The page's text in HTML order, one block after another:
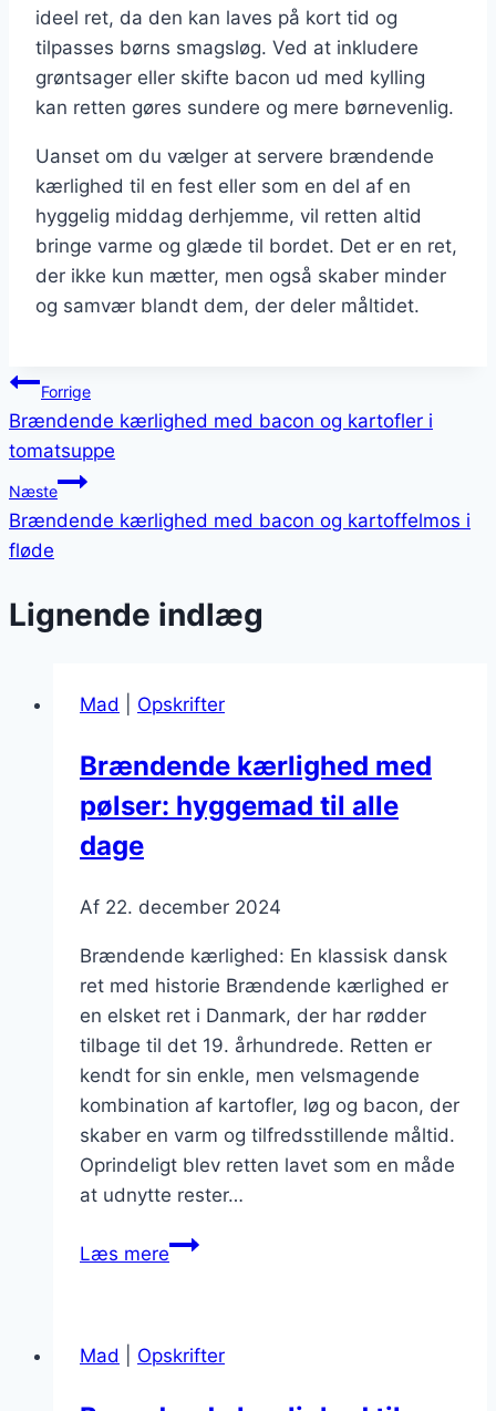
ideel ret, da den kan laves på kort tid og
tilpasses børns smagsløg. Ved at inkludere
grøntsager eller skifte bacon ud med kylling
kan retten gøres sundere og mere børnevenlig.
Uanset om du vælger at servere brændende
kærlighed til en fest eller som en del af en
hyggelig middag derhjemme, vil retten altid
bringe varme og glæde til bordet. Det er en ret,
der ikke kun mætter, men også skaber minder
og samvær blandt dem, der deler måltidet.
Indlægsnavigation
Forrige
Brændende kærlighed med bacon og kartofler i
tomatsuppe
Næste
Brændende kærlighed med bacon og kartoffelmos i
fløde
Lignende indlæg
Mad Opskrifter
Brændende kærlighed med
pølser: hyggemad til alle
dage
Af 22. december 2024
Brændende kærlighed: En klassisk dansk
ret med historie Brændende kærlighed er
en elsket ret i Danmark, der har rødder
tilbage til det 19. århundrede. Retten er
kendt for sin enkle, men velsmagende
kombination af kartofler, løg og bacon, der
skaber en varm og tilfredsstillende måltid.
Oprindeligt blev retten lavet som en måde
at udnytte rester…
Læs mereBrændende
hyggemad
Mad Opskrifter